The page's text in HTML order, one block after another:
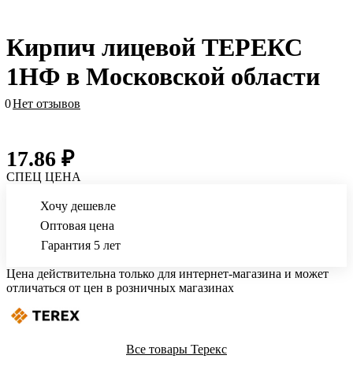
Кирпич лицевой ТЕРЕКС
1НФ в Московской области
0Нет отзывов
17.86 ₽
СПЕЦ ЦЕНА
Хочу дешевле
Оптовая цена
Гарантия 5 лет
Цена действительна только для интернет-магазина и может
отличаться от цен в розничных магазинах
Все товары Терекс